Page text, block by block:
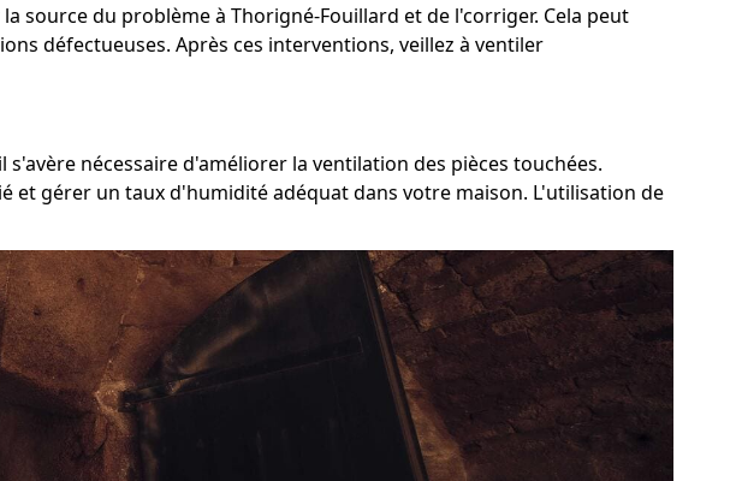
source du problème à Thorigné-Fouillard et de l'corriger. Cela peut
défectueuses. Après ces interventions, veillez à ventiler
nécessaire d'améliorer la ventilation des pièces touchées.
et gérer un taux d'humidité adéquat dans votre maison. L'utilisation de